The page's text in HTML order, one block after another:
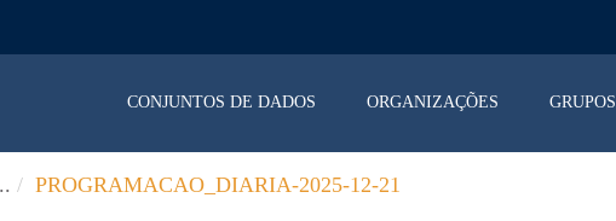
CONJUNTOS DE DADOS ORGANIZAÇÕES GRUPOS
PROGRAMACAO_DIARIA-2025-12-21